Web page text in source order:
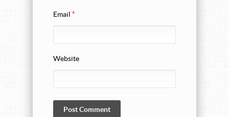
Email *
Website